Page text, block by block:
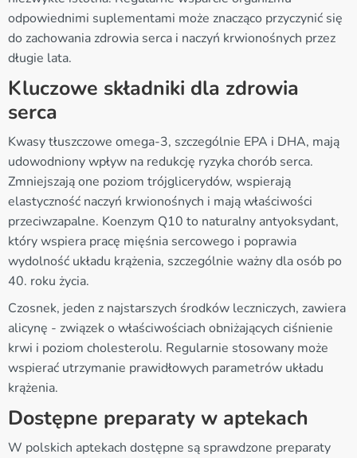
odpowiednimi suplementami może znacząco przyczynić się
do zachowania zdrowia serca i naczyń krwionośnych przez
długie lata.
Kluczowe składniki dla zdrowia
serca
Kwasy tłuszczowe omega-3, szczególnie EPA i DHA, mają
udowodniony wpływ na redukcję ryzyka chorób serca.
Zmniejszają one poziom trójglicerydów, wspierają
elastyczność naczyń krwionośnych i mają właściwości
przeciwzapalne. Koenzym Q10 to naturalny antyoksydant,
który wspiera pracę mięśnia sercowego i poprawia
wydolność układu krążenia, szczególnie ważny dla osób po
40. roku życia.
Czosnek, jeden z najstarszych środków leczniczych, zawiera
alicynę - związek o właściwościach obniżających ciśnienie
krwi i poziom cholesterolu. Regularnie stosowany może
wspierać utrzymanie prawidłowych parametrów układu
krążenia.
Dostępne preparaty w aptekach
W polskich aptekach dostępne są sprawdzone preparaty